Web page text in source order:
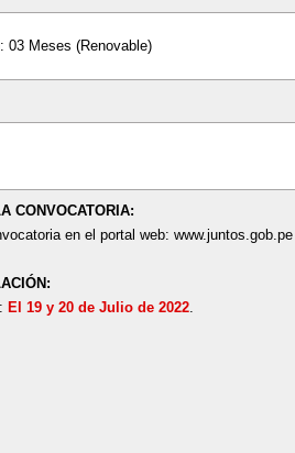
03 Meses (Renovable)
CONVOCATORIA:
en el portal web: www.juntos.gob.pe
El 19 y 20 de Julio de 2022